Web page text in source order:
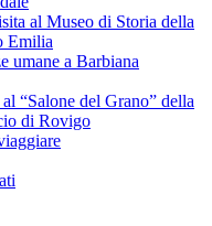
al Museo di Storia della
Emilia
umane a Barbiana
“Salone del Grano” della
di Rovigo